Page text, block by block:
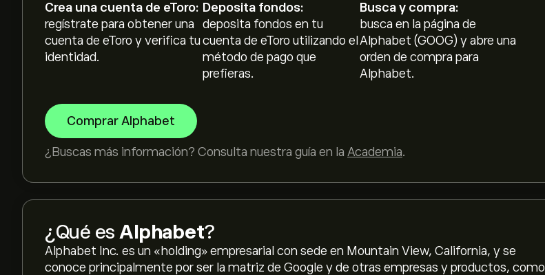
Crea una cuenta de eToro:
regístrate para obtener una
cuenta de eToro y verifica tu
identidad.
Deposita fondos:
deposita fondos en tu
cuenta de eToro utilizando el
método de pago que
prefieras.
Busca y compra:
busca en la página de
Alphabet (GOOG) y abre una
orden de compra para
Alphabet.
Comprar Alphabet
¿Buscas más información? Consulta nuestra guía en la Academia.
¿Qué es Alphabet?
Alphabet Inc. es un «holding» empresarial con sede en Mountain View, California, y se
conoce principalmente por ser la matriz de Google y de otras empresas y productos, como